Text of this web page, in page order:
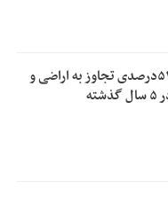
کاهش ۵۲درصدی تجاوز به اراضی و